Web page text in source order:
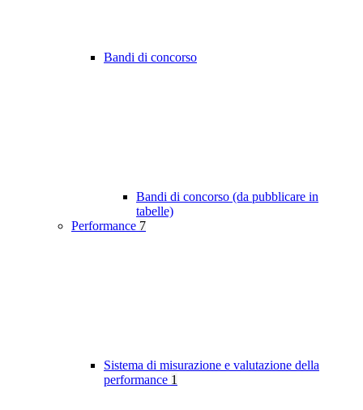
Bandi di concorso
Bandi di concorso (da pubblicare in
tabelle)
Performance 7
Sistema di misurazione e valutazione della
performance 1